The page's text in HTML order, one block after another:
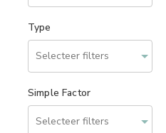
Type
Simple Factor